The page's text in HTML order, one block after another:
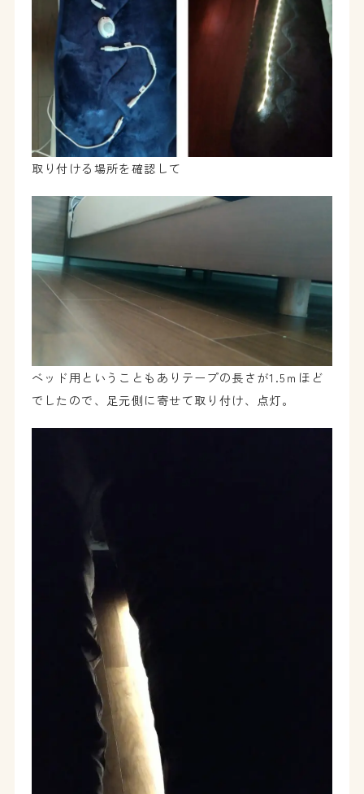
取り付ける場所を確認して
ベッド用ということもありテープの長さが1.5ｍほど
でしたので、足元側に寄せて取り付け、点灯。